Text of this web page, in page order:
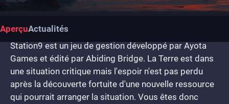
AperçuActualités
Station9 est un jeu de gestion développé par Ayota
Games et édité par Abiding Bridge. La Terre est dans
une situation critique mais l'espoir n'est pas perdu
après la découverte fortuite d'une nouvelle ressource
qui pourrait arranger la situation. Vous êtes donc